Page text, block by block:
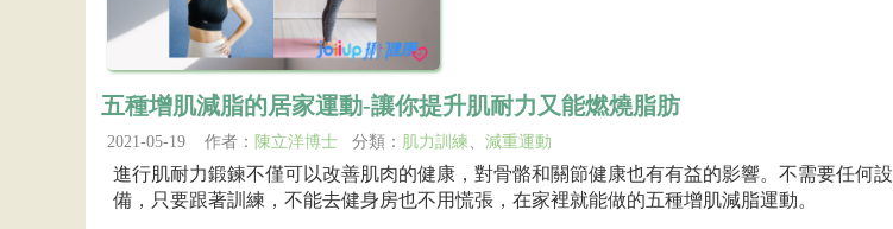
五種增肌減脂的居家運動-讓你提升肌耐力又能燃燒脂肪
2021-05-19 作者： 陳立洋博士 分類： 肌力訓練 減重運動
進行肌耐力鍛鍊不僅可以改善肌肉的健康，對骨骼和關節健康也有有益的影響。不需要任何設
備，只要跟著訓練，不能去健身房也不用慌張，在家裡就能做的五種增肌減脂運動。